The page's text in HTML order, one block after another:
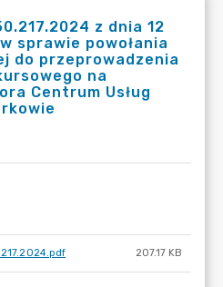
z dnia 12
sprawie powołania
do przeprowadzenia
na
Centrum Usług
207.17 KB